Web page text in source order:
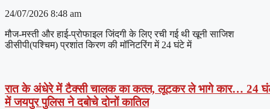
24/07/2026 8:48 am
मौज-मस्ती और हाई-प्रोफाइल जिंदगी के लिए रची गई थी खूनी साजिश
डीसीपी(पश्चिम) प्रशांत किरण की मॉनिटरिंग में 24 घंटे में
रात के अंधेरे में टैक्सी चालक का कत्ल, लूटकर ले भागे कार… 24
में जयपुर पुलिस ने दबोचे दोनों कातिल